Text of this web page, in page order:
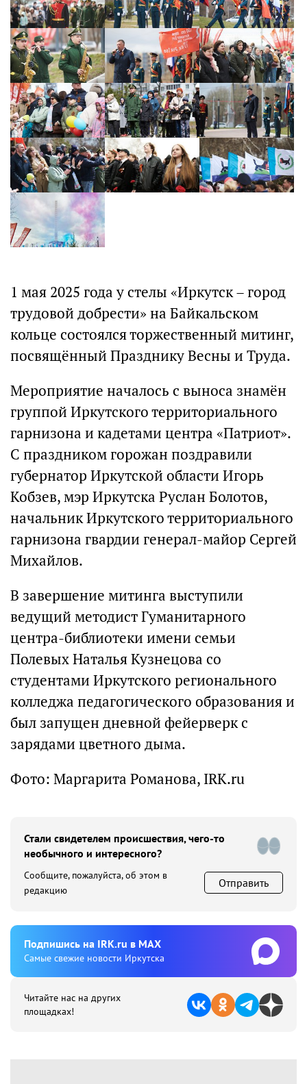
1 мая 2025 года у стелы «Иркутск – город
трудовой добрести» на Байкальском
кольце состоялся торжественный митинг,
посвящённый Празднику Весны и Труда.
Мероприятие началось с выноса знамён
группой Иркутского территориального
гарнизона и кадетами центра «Патриот».
С праздником горожан поздравили
губернатор Иркутской области Игорь
Кобзев, мэр Иркутска Руслан Болотов,
начальник Иркутского территориального
гарнизона гвардии генерал-майор Сергей
Михайлов.
В завершение митинга выступили
ведущий методист Гуманитарного
центра-библиотеки имени семьи
Полевых Наталья Кузнецова со
студентами Иркутского регионального
колледжа педагогического образования и
был запущен дневной фейерверк с
зарядами цветного дыма.
Фото: Маргарита Романова, IRK.ru
Стали свидетелем происшествия, чего-то
необычного и интересного?
Сообщите, пожалуйста, об этом в
редакцию
Отправить
Подпишиcь на IRK.ru в MAX
Cамые свежие новости Иркутска
Читайте нас на других
площадках!